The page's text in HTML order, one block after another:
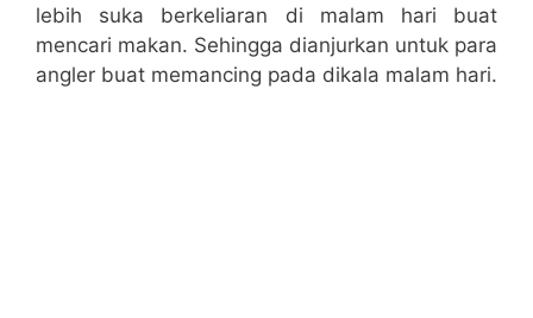
lebih suka berkeliaran di malam hari buat
mencari makan. Sehingga dianjurkan untuk para
angler buat memancing pada dikala malam hari.